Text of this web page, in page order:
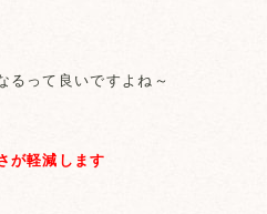
るって良いですよね～
が軽減します